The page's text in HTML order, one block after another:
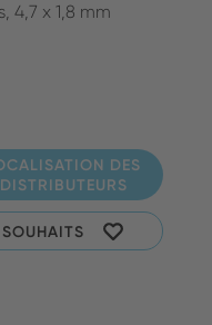
4,7 x 1,8 mm
DES
DISTRIBUTEURS